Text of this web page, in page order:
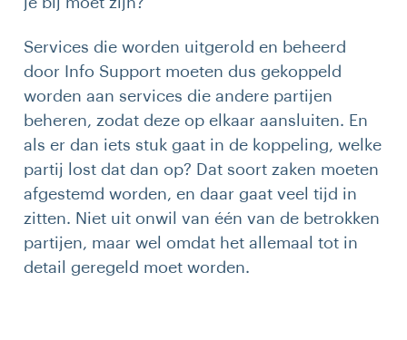
Services die worden uitgerold en beheerd
door Info Support moeten dus gekoppeld
worden aan services die andere partijen
beheren, zodat deze op elkaar aansluiten. En
als er dan iets stuk gaat in de koppeling, welke
partij lost dat dan op? Dat soort zaken moeten
afgestemd worden, en daar gaat veel tijd in
zitten. Niet uit onwil van één van de betrokken
partijen, maar wel omdat het allemaal tot in
detail geregeld moet worden.